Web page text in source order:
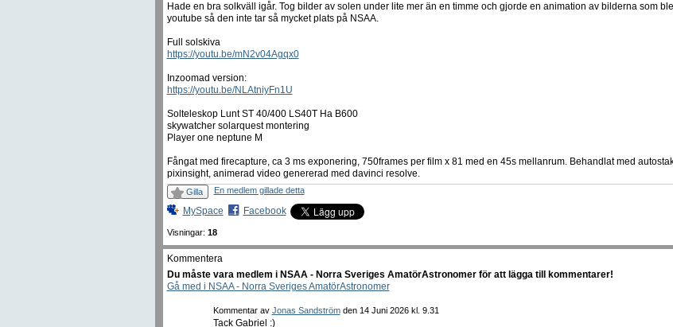
Hade en bra solkväll igår. Tog bilder av solen under lite mer än en timme och gjorde en animation av bilderna som
youtube så den inte tar så mycket plats på NSAA.
Full solskiva
https://youtu.be/mN2v04Agqx0
Inzoomad version:
https://youtu.be/NLAtniyFn1U
Solteleskop Lunt ST 40/400 LS40T Ha B600
skywatcher solarquest montering
Player one neptune M
Fångat med firecapture, ca 3 ms exponering, 750frames per film x 81 med en 45s mellanrum. Behandlat med
pixinsight, animerad video genererad med davinci resolve.
Gilla En medlem gillade detta
MySpace Facebook
Visningar: 18
Kommentera
Du måste vara medlem i NSAA - Norra Sveriges AmatörAstronomer för att lägga till kommentarer!
Gå med i NSAA - Norra Sveriges AmatörAstronomer
Kommentar av Jonas Sandströmden 14 Juni 2026 kl. 9.31
Tack Gabriel :)